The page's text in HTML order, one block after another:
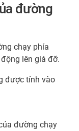
đường
chạy phía
lên giá đỡ.
được tính vào
đường chạy